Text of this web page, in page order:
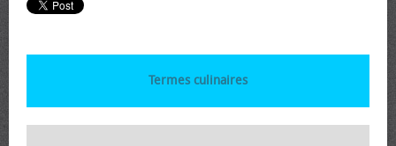
Termes culinaires